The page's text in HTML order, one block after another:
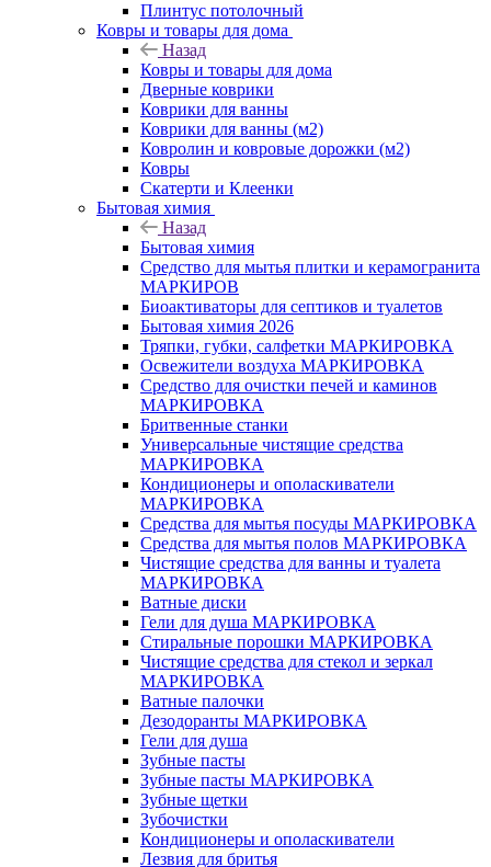
Плинтус потолочный
Ковры и товары для дома
Назад
Ковры и товары для дома
Дверные коврики
Коврики для ванны
Коврики для ванны (м2)
Ковролин и ковровые дорожки (м2)
Ковры
Скатерти и Клеенки
Бытовая химия
Назад
Бытовая химия
Средство для мытья плитки и керамогранита
МАРКИРОВ
Биоактиваторы для септиков и туалетов
Бытовая химия 2026
Тряпки, губки, салфетки МАРКИРОВКА
Освежители воздуха МАРКИРОВКА
Средство для очистки печей и каминов
МАРКИРОВКА
Бритвенные станки
Универсальные чистящие средства
МАРКИРОВКА
Кондиционеры и ополаскиватели
МАРКИРОВКА
Средства для мытья посуды МАРКИРОВКА
Средства для мытья полов МАРКИРОВКА
Чистящие средства для ванны и туалета
МАРКИРОВКА
Ватные диски
Гели для душа МАРКИРОВКА
Стиральные порошки МАРКИРОВКА
Чистящие средства для стекол и зеркал
МАРКИРОВКА
Ватные палочки
Дезодоранты МАРКИРОВКА
Гели для душа
Зубные пасты
Зубные пасты МАРКИРОВКА
Зубные щетки
Зубочистки
Кондиционеры и ополаскиватели
Лезвия для бритья